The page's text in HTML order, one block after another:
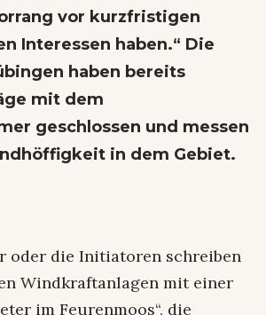
vor kurzfristigen
Interessen haben.“ Die
n haben bereits
mit dem
geschlossen und messen
in dem Gebiet.
oder die Initiatoren schreiben
Windkraftanlagen mit einer
im Feurenmoos“, die